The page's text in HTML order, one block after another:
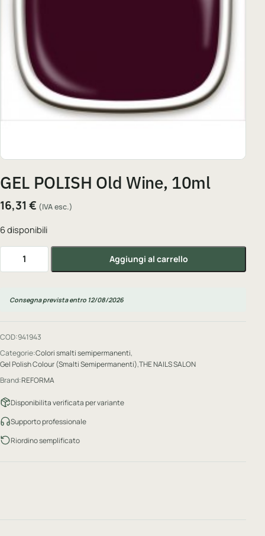
GEL POLISH Old Wine, 10ml
16,31 € (IVA esc.)
6 disponibili
GEL POLISH Old Wine, 10ml quantità
Aggiungi al carrello
Consegna prevista entro 12/08/2026
COD:941943
Categorie:Colori smalti semipermanenti,
Gel Polish Colour (Smalti Semipermanenti),THE NAILS SALON
Brand:REFORMA
Disponibilita verificata per variante
Supporto professionale
Riordino semplificato